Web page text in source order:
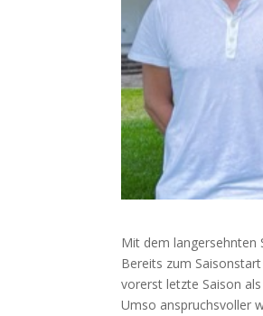
Mit dem langersehnten
Bereits zum
vorerst letzte Saison
Umso anspruchsvoller